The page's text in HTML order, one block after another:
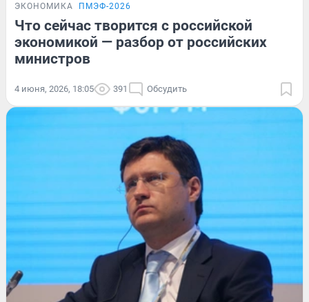
ЭКОНОМИКА ПМЭФ-2026
Что сейчас творится с российской
экономикой — разбор от российских
министров
4 июня, 2026, 18:05 391 Обсудить